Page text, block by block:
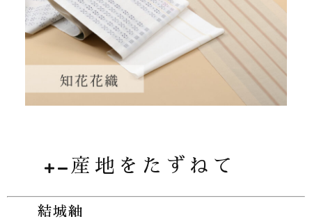
産地をたずねて
結城紬